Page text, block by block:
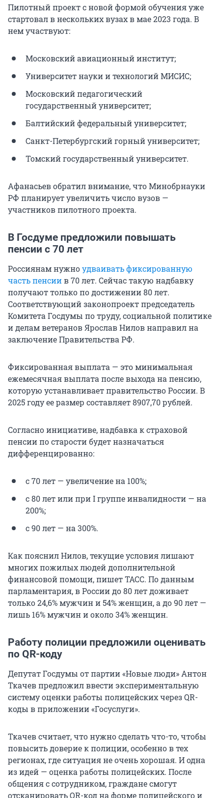
Пилотный проект с новой формой обучения уже
стартовал в нескольких вузах в мае 2023 года. В
нем участвуют:
Московский авиационный институт;
Университет науки и технологий МИСИС;
Московский педагогический
государственный университет;
Балтийский федеральный университет;
Санкт-Петербургский горный университет;
Томский государственный университет.
Афанасьев обратил внимание, что Минобрнауки
РФ планирует увеличить число вузов —
участников пилотного проекта.
В Госдуме предложили повышать
пенсии с 70 лет
Россиянам нужноудваивать фиксированную
часть пенсиив 70 лет. Сейчас такую надбавку
получают только по достижении 80 лет.
Соответствующий законопроект председатель
Комитета Госдумы по труду, социальной политике
и делам ветеранов Ярослав Нилов направил на
заключение Правительства РФ.
Фиксированная выплата — это минимальная
ежемесячная выплата после выхода на пенсию,
которую устанавливает правительство России. В
2025 году ее размер составляет 8907,70 рублей.
Согласно инициативе, надбавка к страховой
пенсии по старости будет назначаться
дифференцированно:
с 70 лет — увеличение на 100%;
с 80 лет или при I группе инвалидности — на
200%;
с 90 лет — на 300%.
Как пояснил Нилов, текущие условия лишают
многих пожилых людей дополнительной
финансовой помощи, пишет ТАСС. По данным
парламентария, в России до 80 лет доживает
только 24,6% мужчин и 54% женщин, а до 90 лет —
лишь 16% мужчин и около 34% женщин.
Работу полиции предложили оценивать
по QR-коду
Депутат Госдумы от партии «Новые люди» Антон
Ткачев предложил ввести экспериментальную
систему оценки работы полицейских через QR-
коды в приложении «Госуслуги».
Ткачев считает, что нужно сделать что-то, чтобы
повысить доверие к полиции, особенно в тех
регионах, где ситуация не очень хорошая. И одна
из идей — оценка работы полицейских. После
общения с сотрудником, граждане смогут
отсканировать QR-код на форме полицейского и